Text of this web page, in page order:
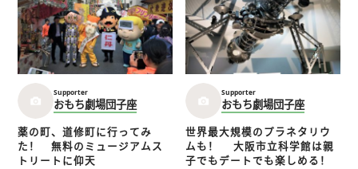
Supporter
おもち劇場団子座
薬の町、道修町に行ってみ
た！ 無料のミュージアムス
トリートに仰天
Supporter
おもち劇場団子座
世界最大規模のプラネタリウ
ムも！ 大阪市立科学館は親
子でもデートでも楽しめる！